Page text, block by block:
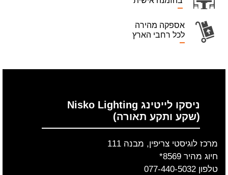
אספקה מהירה
לכל רחבי הארץ
ניסקו לייטינג Nisko Lighting
(שקע ותקע תאורה)
מרכז לוגיסטי צריפין, מבנה 111
חיוג מהיר 8569*
טלפון 077-440-5032